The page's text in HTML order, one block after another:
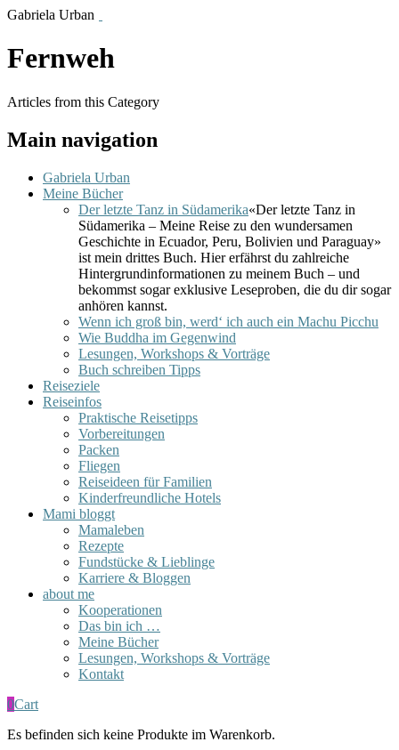
Gabriela Urban
Fernweh
Articles from this Category
Main navigation
Gabriela Urban
Meine Bücher
Der letzte Tanz in Südamerika«Der letzte Tanz in
Südamerika – Meine Reise zu den wundersamen
Geschichte in Ecuador, Peru, Bolivien und Paraguay»
ist mein drittes Buch. Hier erfährst du zahlreiche
Hintergrundinformationen zu meinem Buch – und
bekommst sogar exklusive Leseproben, die du dir sogar
anhören kannst.
Wenn ich groß bin, werd‘ ich auch ein Machu Picchu
Wie Buddha im Gegenwind
Lesungen, Workshops & Vorträge
Buch schreiben Tipps
Reiseziele
Reiseinfos
Praktische Reisetipps
Vorbereitungen
Packen
Fliegen
Reiseideen für Familien
Kinderfreundliche Hotels
Mami bloggt
Mamaleben
Rezepte
Fundstücke & Lieblinge
Karriere & Bloggen
about me
Kooperationen
Das bin ich …
Meine Bücher
Lesungen, Workshops & Vorträge
Kontakt
0Cart
Es befinden sich keine Produkte im Warenkorb.